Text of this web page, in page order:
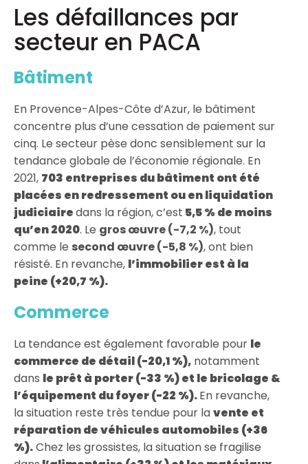
Les défaillances par
secteur en PACA
Bâtiment
En Provence-Alpes-Côte d’Azur, le bâtiment
concentre plus d’une cessation de paiement sur
cinq. Le secteur pèse donc sensiblement sur la
tendance globale de l’économie régionale. En
2021, 703 entreprises du bâtiment ont été
placées en redressement ou en liquidation
judiciairedans la région, c’est 5,5 % de moins
qu’en 2020. Le gros œuvre (-7,2 %), tout
comme le second œuvre (-5,8 %), ont bien
résisté. En revanche, l’immobilier est à la
peine (+20,7 %).
Commerce
La tendance est également favorable pour le
commerce de détail (-20,1 %), notamment
dans le prêt à porter (-33 %) et le bricolage &
l’équipement du foyer (-22 %).En revanche,
la situation reste très tendue pour lavente et
réparation de véhicules automobiles (+36
%).Chez les grossistes, la situation se fragilise